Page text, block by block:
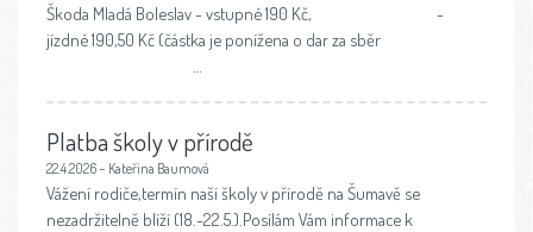
Škoda Mladá Boleslav - vstupné 190 Kč, -
jízdné 190,50 Kč (částka je ponížena o dar za sběr
Platba školy v přírodě
22.4.2026 – Kateřina Baumová
Vážení rodiče,termín naší školy v přírodě na Šumavě se
nezadržitelně blíží (18.-22.5.).Posílám Vám informace k